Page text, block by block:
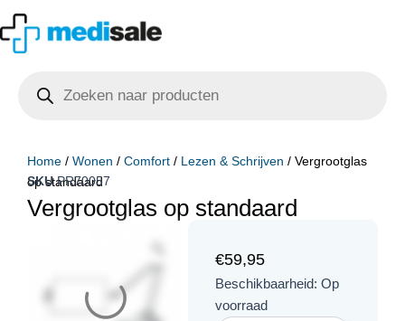
naar
de
zoeken
Home / Wonen / Comfort / Lezen & Schrijven / Vergrootglas
op standaard
SKUPR70057
Vergrootglas op standaard
€59,95
Beschikbaarheid: Op
voorraad
Vergrootglas
standaard